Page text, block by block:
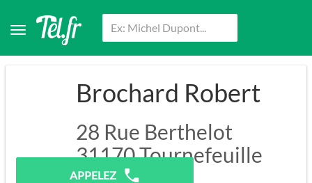
Brochard Robert
28 Rue Berthelot
31170Tournefeuille
APPELEZ